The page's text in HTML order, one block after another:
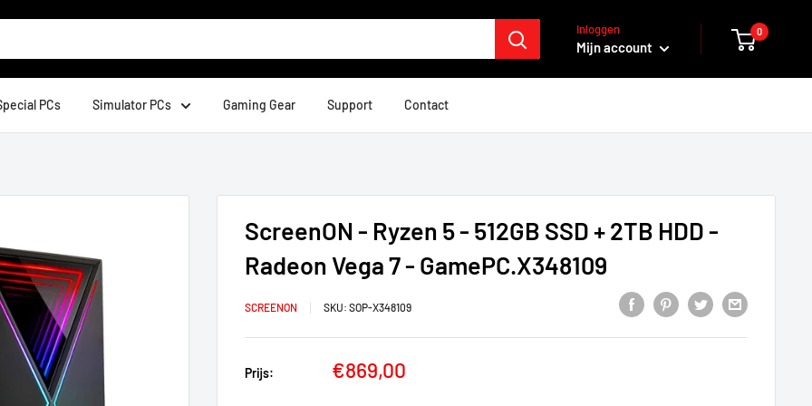
Inloggen
Mijn account
0
PCs Simulator PCs Gaming Gear Support Contact
ScreenON - Ryzen 5 - 512GB SSD + 2TB HDD -
Radeon Vega 7 - GamePC.X348109
SCREENON SKU: SOP-X348109
Prijs: €869,00